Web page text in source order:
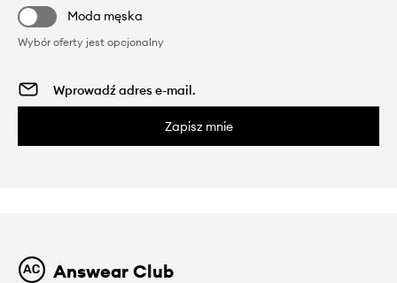
Moda męska
Wybór oferty jest opcjonalny
Zapisz mnie
Answear Club